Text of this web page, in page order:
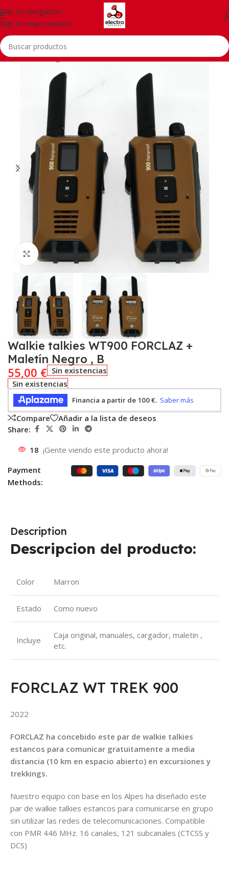
Skip to navigation
Skip to main content
Inicio/Sin categoria
Click to enlarge
Walkie talkies WT900 FORCLAZ +
Maletín Negro , B
55,00 € Sin existencias
Sin existencias
Compare
Añadir a la lista de deseos
Share:
18 ¡Gente viendo este producto ahora!
Payment
Methods:
Description
Descripcion del producto:
Color Marron
Estado Como nuevo
Incluye
Caja original, manuales, cargador, maletin ,
etc.
FORCLAZ WT TREK 900
2022
FORCLAZ ha concebido este par de walkie talkies
estancos para comunicar gratuitamente a media
distancia (10 km en espacio abierto) en excursiones y
trekkings.
Nuestro equipo con base en los Alpes ha diseñado este
par de walkie talkies estancos para comunicarse en grupo
sin utilizar las redes de telecomunicaciones. Compatible
con PMR 446 MHz. 16 canales, 121 subcanales (CTCSS y
DCS)